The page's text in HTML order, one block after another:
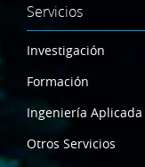
Servicios
Investigación
Formación
Ingeniería Aplicada
Otros Servicios